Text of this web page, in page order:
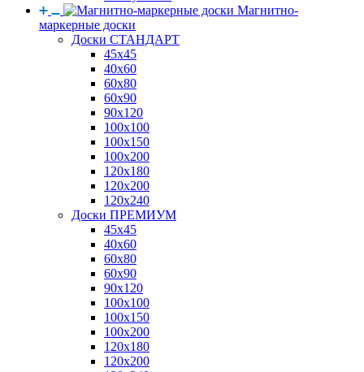
Магнитно-
маркерные доски
Доски СТАНДАРТ
45x45
40x60
60x80
60x90
90x120
100x100
100x150
100x200
120x180
120x200
120x240
Доски ПРЕМИУМ
45x45
40x60
60x80
60x90
90x120
100x100
100x150
100x200
120x180
120x200